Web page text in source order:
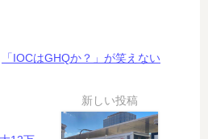
「IOCはGHQか？」が笑えない